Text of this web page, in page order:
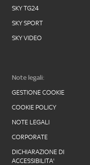
SKY TG24
SKY SPORT
SKY VIDEO
Note legali:
GESTIONE COOKIE
COOKIE POLICY
NOTE LEGALI
CORPORATE
DICHIARAZIONE DI
ACCESSIBILITA'